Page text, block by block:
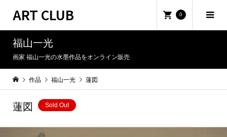
ART CLUB 0
福山一光
画家 福山一光の水墨作品をオンライン販売
作品 福山一光 蓮図
蓮図 Sold Out